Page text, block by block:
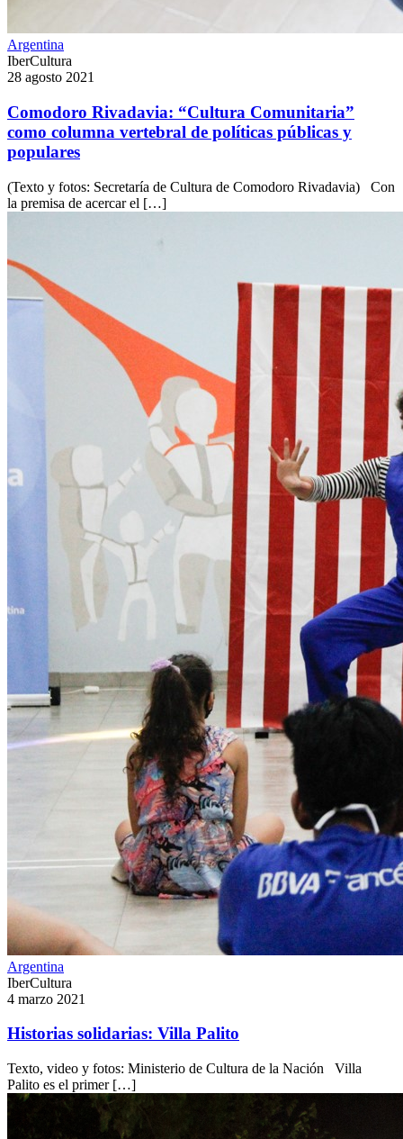
Argentina
IberCultura
28 agosto 2021
Comodoro Rivadavia: “Cultura Comunitaria”
como columna vertebral de políticas públicas y
populares
(Texto y fotos: Secretaría de Cultura de Comodoro Rivadavia) Con
la premisa de acercar el […]
Argentina
IberCultura
4 marzo 2021
Historias solidarias: Villa Palito
Texto, video y fotos: Ministerio de Cultura de la Nación Villa
Palito es el primer […]